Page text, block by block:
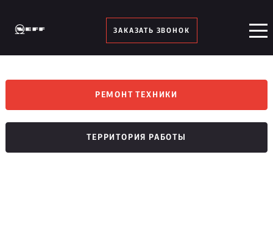
ЗАКАЗАТЬ ЗВОНОК
РЕМОНТ ТЕХНИКИ
ТЕРРИТОРИЯ РАБОТЫ